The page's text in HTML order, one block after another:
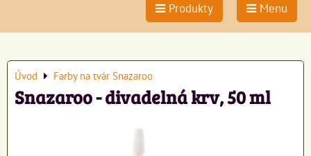
Produkty Menu
Úvod Farby na tvár Snazaroo
Snazaroo - divadelná krv, 50 ml